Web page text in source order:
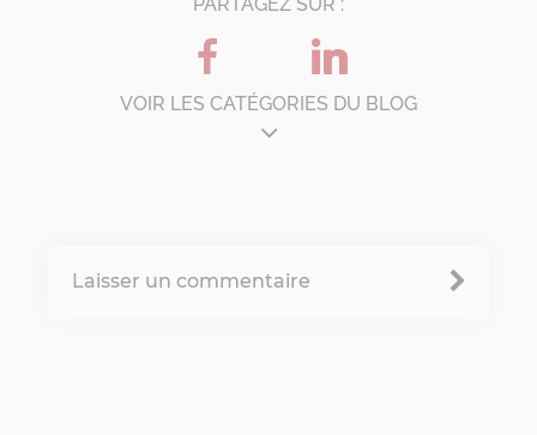
VOIR LES CATÉGORIES DU BLOG
Change management
Laisser un commentaire